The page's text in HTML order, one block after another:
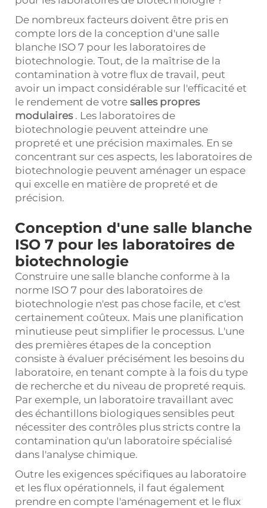
De nombreux facteurs doivent être pris en
compte lors de la conception d'une salle
blanche ISO 7 pour les laboratoires de
biotechnologie. Tout, de la maîtrise de la
contamination à votre flux de travail, peut
avoir un impact considérable sur l'efficacité et
le rendement de votre salles propres
modulaires . Les laboratoires de
biotechnologie peuvent atteindre une
propreté et une précision maximales. En se
concentrant sur ces aspects, les laboratoires de
biotechnologie peuvent aménager un espace
qui excelle en matière de propreté et de
précision.
Conception d'une salle blanche
ISO 7 pour les laboratoires de
biotechnologie
Construire une salle blanche conforme à la
norme ISO 7 pour des laboratoires de
biotechnologie n'est pas chose facile, et c'est
certainement coûteux. Mais une planification
minutieuse peut simplifier le processus. L'une
des premières étapes de la conception
consiste à évaluer précisément les besoins du
laboratoire, en tenant compte à la fois du type
de recherche et du niveau de propreté requis.
Par exemple, un laboratoire travaillant avec
des échantillons biologiques sensibles peut
nécessiter des contrôles plus stricts contre la
contamination qu'un laboratoire spécialisé
dans l'analyse chimique.
Outre les exigences spécifiques au laboratoire
et les flux opérationnels, il faut également
prendre en compte l'aménagement et le flux